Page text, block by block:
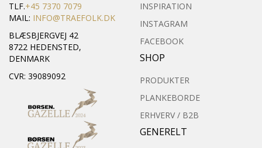
TLF.+45 7370 7079
MAIL: INFO@TRAEFOLK.DK
BLÆSBJERGVEJ 42
8722 HEDENSTED,
DENMARK
CVR: 39089092
INSPIRATION
INSTAGRAM
FACEBOOK
SHOP
PRODUKTER
PLANKEBORDE
ERHVERV / B2B
GENERELT